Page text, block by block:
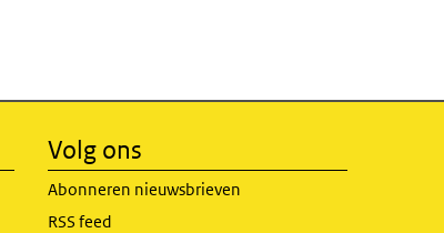
Volg ons
Abonneren nieuwsbrieven
RSS feed